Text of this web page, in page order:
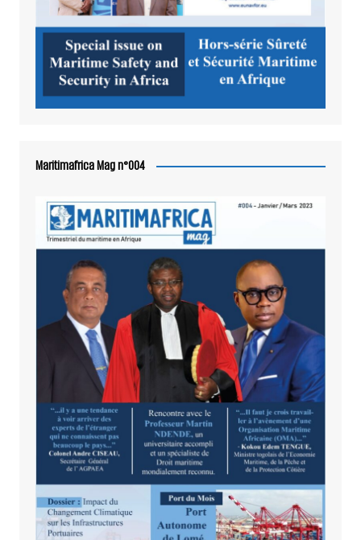
Maritimafrica Mag n°004